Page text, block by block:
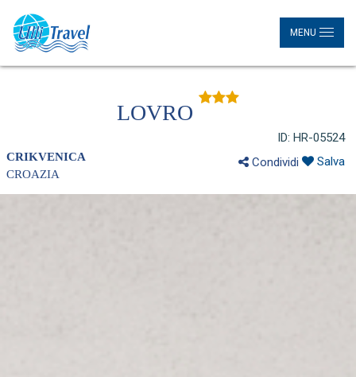
MENU
LOVRO
CRIKVENICA
CROAZIA
ID: HR-05524
Condividi
Salva